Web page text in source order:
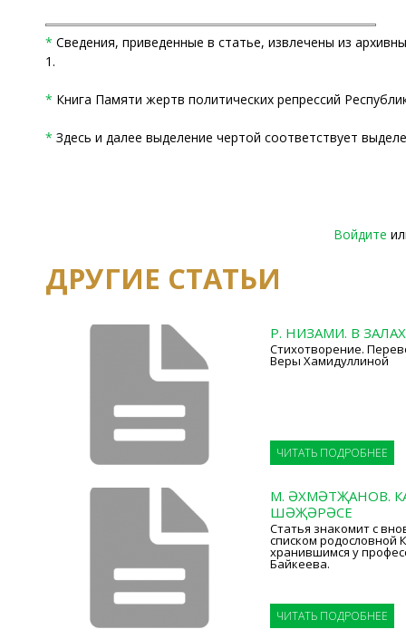
* Сведения, приведенные в статье, извлечены из
1.
* Книга Памяти жертв политических репрессий
* Здесь и далее выделение чертой соответствует
Войдите
ДРУГИЕ СТАТЬИ
Р. НИЗАМИ. В
Стихотворение.
Веры Хамидуллиной
ЧИТАТЬ ПОДРОБНЕЕ
М. ӘХМӘТҖАНОВ.
ШӘҖӘРӘСЕ
Статья знакомит с
списком родословной
хранившимся у
Байкеева.
ЧИТАТЬ ПОДРОБНЕЕ